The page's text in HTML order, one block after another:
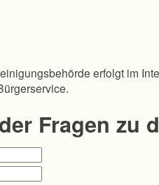
erfolgt im
Fragen zu